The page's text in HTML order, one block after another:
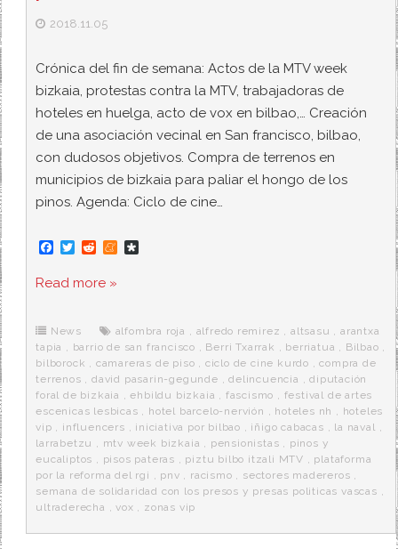
2018.11.05
Crónica del fin de semana: Actos de la MTV week
bizkaia, protestas contra la MTV, trabajadoras de
hoteles en huelga, acto de vox en bilbao,… Creación
de una asociación vecinal en San francisco, bilbao,
con dudosos objetivos. Compra de terrenos en
municipios de bizkaia para paliar el hongo de los
pinos. Agenda: Ciclo de cine…
F
e
o
k
T
t
r
R
d
M
e
r
a
Read more »
News alfombra roja , alfredo remirez , altsasu , arantxa
tapia , barrio de san francisco , Berri Txarrak , berriatua , Bilbao ,
bilborock , camareras de piso , ciclo de cine kurdo ,compra de
terrenos ,david pasarin-gegunde ,delincuencia ,diputación
foral de bizkaia ,ehbildu bizkaia , fascismo , festival de artes
escenicas lesbicas , hotel barcelo-nervión , hoteles nh , hoteles
vip , influencers , iniciativa por bilbao , iñigo cabacas , la naval ,
larrabetzu , mtv week bizkaia , pensionistas , pinos y
eucaliptos , pisos pateras , piztu bilbo itzali MTV , plataforma
por la reforma del rgi , pnv , racismo , sectores madereros ,
semana de solidaridad con los presos y presas politicas vascas ,
ultraderecha ,vox , zonas vip